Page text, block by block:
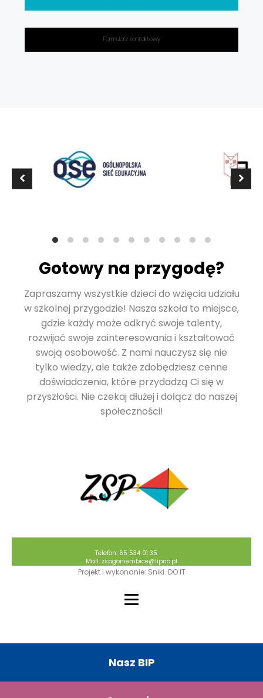
Formularz kontaktowy
Gotowy na przygodę?
Zapraszamy wszystkie dzieci do wzięcia udziału
w szkolnej przygodzie! Nasza szkoła to miejsce,
gdzie każdy może odkryć swoje talenty,
rozwijać swoje zainteresowania i kształtować
swoją osobowość. Z nami nauczysz się nie
tylko wiedzy, ale także zdobędziesz cenne
doświadczenia, które przydadzą Ci się w
przyszłości. Nie czekaj dłużej i dołącz do naszej
społeczności!
Telefon: 65 534 01 35
Mail: zspgoniembice@lipno.pl
Projekt i wykonanie: Sniki. DO IT
Nasz BIP